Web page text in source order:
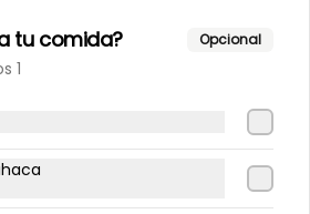
tu comida? Opcional
1